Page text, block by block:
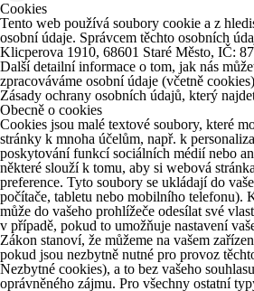
Cookies
Tento web používá soubory cookie a z
osobní údaje. Správcem těchto osobních
Klicperova 1910, 68601 Staré Město, IČ:
Další detailní informace o tom, jak nás
zpracováváme osobní údaje (včetně
Zásady ochrany osobních údajů, který
Obecně o cookies
Cookies jsou malé textové soubory, které
stránky k mnoha účelům, např. k
poskytování funkcí sociálních médií nebo
některé slouží k tomu, aby si webová
preference. Tyto soubory se ukládají do
počítače, tabletu nebo mobilního telefonu).
může do vašeho prohlížeče odesílat své
v případě, pokud to umožňuje nastavení
Zákon stanoví, že můžeme na vašem
pokud jsou nezbytně nutné pro provoz
Nezbytné cookies), a to bez vašeho
oprávněného zájmu. Pro všechny ostatní